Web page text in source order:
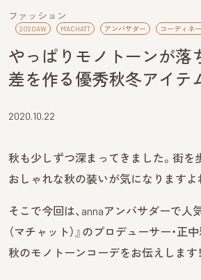
ファッション
2020AW MACHATT アンバサダー コーディネ
やっぱりモノトーンが落
差を作る優秀秋冬アイテ
2020.10.22
秋も少しずつ深まってきました。街を
おしゃれな秋の装いが気になりますよ
そこで今回は、annaアンバサダーで人
（マチャット）』のプロデューサー・正
秋のモノトーンコーデをお伝えします！